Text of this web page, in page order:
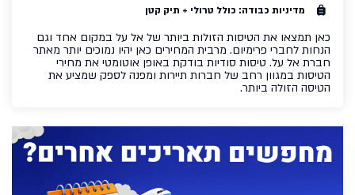
מדיניות כבודה: כולל טרולי + תיק קטן
כאן תמצאו את הטיסות הזולות ביותר של אל על במקום אחד וגם
הנחות לחברי פרימיום. מרבית המחירים כאן יהיו נמוכים יותר מאתר
חברת אל על. טיסות סודיות בודקת באופן אוטומטי את מחירי
הטיסות במגוון רחב של חברות תיירות ומפנה לספק שמציע את
הטיסה הזולה ביותר.